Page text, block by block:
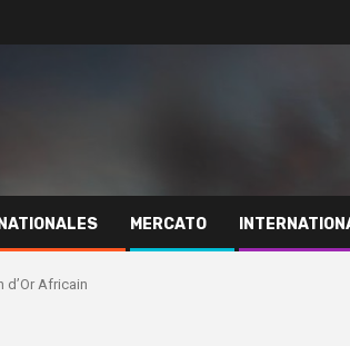
MERCATO
d’Or Africain